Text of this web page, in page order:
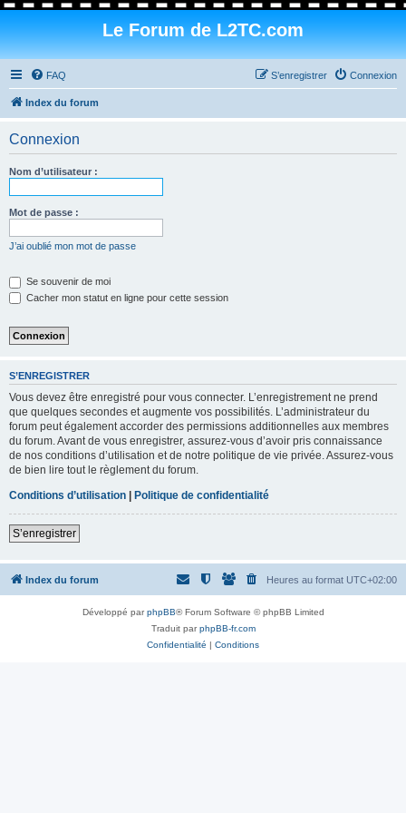
Le Forum de L2TC.com
FAQ Connexion
S’enregistrer
Index du forum
Connexion
Nom d’utilisateur :
Mot de passe :
J’ai oublié mon mot de passe
Se souvenir de moi
Cacher mon statut en ligne pour cette session
S’ENREGISTRER
Vous devez être enregistré pour vous connecter. L’enregistrement ne prend
que quelques secondes et augmente vos possibilités. L’administrateur du
forum peut également accorder des permissions additionnelles aux membres
du forum. Avant de vous enregistrer, assurez-vous d’avoir pris connaissance
de nos conditions d’utilisation et de notre politique de vie privée. Assurez-vous
de bien lire tout le règlement du forum.
Conditions d’utilisation | Politique de confidentialité
S’enregistrer
Index du forum Heures au format UTC+02:00
Développé parphpBB® Forum Software © phpBB Limited
Traduit parphpBB-fr.com
Confidentialité | Conditions